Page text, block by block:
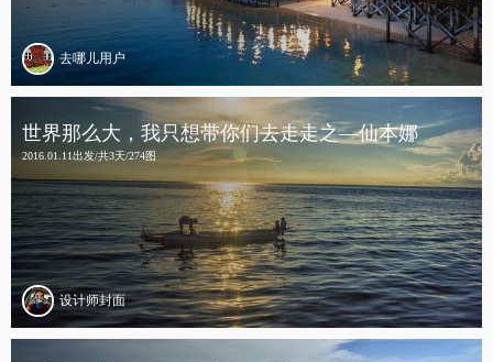
去哪儿用户
世界那么大，我只想带你们去走走之—仙本娜
2016.01.11出发/共3天/274图
设计师封面